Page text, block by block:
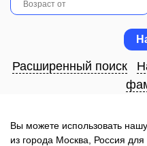
Расширенный поиск
Вы можете использовать
из города Москва, Россия